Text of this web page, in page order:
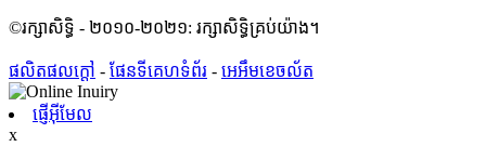
©រក្សាសិទ្ធិ - ២០១០-២០២១: រក្សាសិទ្ធិគ្រប់យ៉ាង។
ផលិតផលក្តៅ - ផែនទីគេហទំព័រ - អេអឹមខេចល័ត
ផ្ញើអ៊ីមែល
x